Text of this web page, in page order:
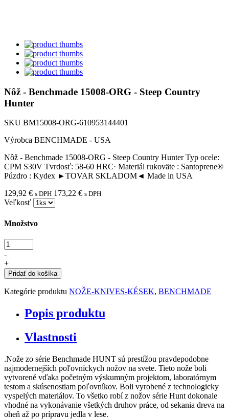
Nôž - Benchmade 15008-ORG - Steep Country
Hunter
SKU BM15008-ORG-610953144401
Výrobca BENCHMADE - USA
Nôž - Benchmade 15008-ORG - Steep Country Hunter Typ ocele:
CPM S30V Tvrdosť: 58-60 HRC· Materiál rukoväte : Santoprene®
Púzdro : Kydex ►TOVAR SKLADOM◄ Made in USA
129,92 € s DPH 173,22 € s DPH
Veľkosť
Množstvo
-
+
Pridať do košíka
Kategórie produktu NOŽE-KNIVES-KÉSEK, BENCHMADE
Popis produktu
Vlastnosti
.Nože zo série Benchmade HUNT sú prestížou pravdepodobne
najmodernejších poľovníckych nožov na svete. Tieto nože boli
vytvorené vďaka početným výskumným projektom, laboratórnym
testom a skúsenostiam poľovníkov. Boli vyrobené z technologicky
vyspelých materiálov. To všetko robí z nožov série Hunt dokonale
vhodné na vykonávanie všetkých druhov práce, od sekania dreva na
oheň až po prípravu jedla v lese.